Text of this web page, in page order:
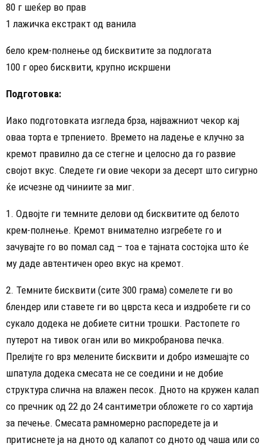
80 г шеќер во прав
1 лажичка екстракт од ванила
бело крем-полнење од бисквитите за подлогата
100 г орео бисквити, крупно искршени
Подготовка:
Иако подготовката изгледа брза, најважниот чекор кај
оваа торта е трпението. Времето на ладење е клучно за
кремот правилно да се стегне и целосно да го развие
својот вкус. Следете ги овие чекори за десерт што сигурно
ќе исчезне од чиниите за миг.
1. Одвојте ги темните делови од бисквитите од белото
крем-полнење. Кремот внимателно изгребете го и
зачувајте го во помал сад – тоа е тајната состојка што ќе
му даде автентичен орео вкус на кремот.
2. Темните бисквити (сите 300 грама) сомелете ги во
блендер или ставете ги во цврста кеса и издробете ги со
сукало додека не добиете ситни трошки. Растопете го
путерот на тивок оган или во микробранова печка.
Прелијте го врз мелените бисквити и добро измешајте со
шпатула додека смесата не се соедини и не добие
структура слична на влажен песок. Дното на кружен калап
со пречник од 22 до 24 сантиметри обложете го со хартија
за печење. Смесата рамномерно распоредете ја и
притиснете ја на дното од калапот со дното од чаша или со